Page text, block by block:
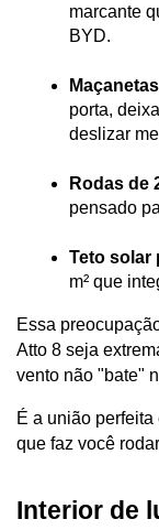
marcante
BYD.
porta,
deslizar
Rodas de
pensado
Teto solar
m² que
Essa
Atto 8 seja
vento não "bate"
É a união
que faz você
Interior de